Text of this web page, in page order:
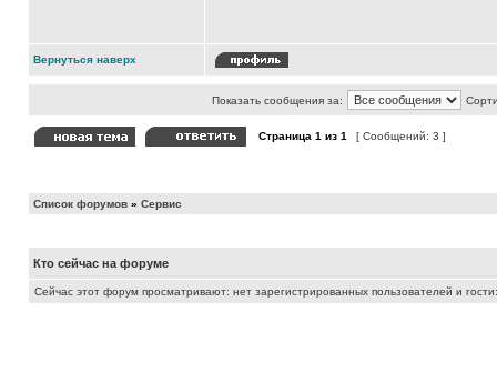
Вернуться наверх
Показать сообщения за:
Страница 1 из 1 [ Сообщений: 3 ]
Список форумов » Сервис
Кто сейчас на форуме
Сейчас этот форум просматривают: нет зарегистрированных пользователей и